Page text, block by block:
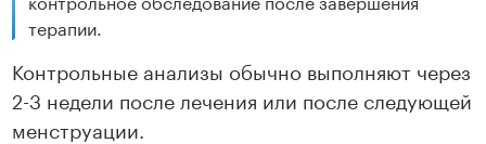
терапии.
Контрольные анализы обычно выполняют через
2-3 недели после лечения или после следующей
менструации.